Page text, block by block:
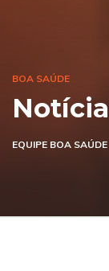
BOA SAÚDE
EQUIPE BOA SAÚDE